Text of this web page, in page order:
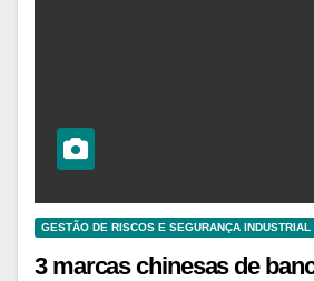
GESTÃO DE RISCOS E SEGURANÇA INDUSTRIAL
3 marcas chinesas de